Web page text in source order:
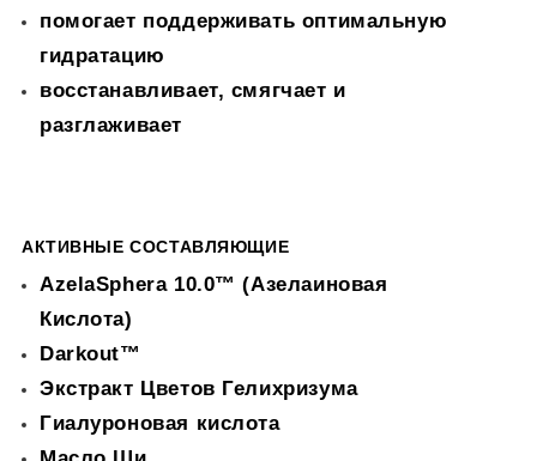
помогает поддерживать оптимальную
гидратацию
восстанавливает, смягчает и
разглаживает
АКТИВНЫЕ СОСТАВЛЯЮЩИЕ
AzelaSphera 10.0™ (Азелаиновая
Кислота)
Darkout™
Экстракт Цветов Гелихризума
Гиалуроновая кислота